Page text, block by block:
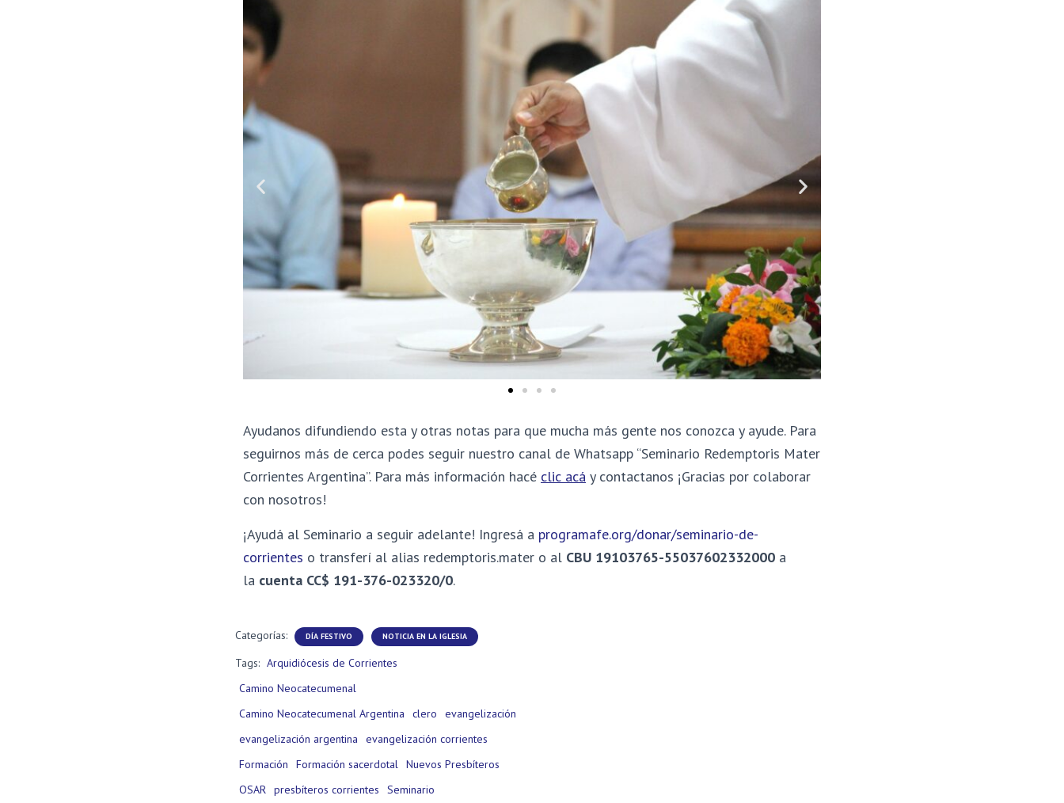
Ayudanos difundiendo esta y otras notas para que mucha más gente nos conozca y ayude. Para
seguirnos más de cerca podes seguir nuestro canal de Whatsapp “Seminario Redemptoris Mater
Corrientes Argentina”. Para más información hacé clic acá y contactanos ¡Gracias por colaborar
con nosotros!
¡Ayudá al Seminario a seguir adelante! Ingresá a programafe.org/donar/seminario-de-
corrientes o transferí al alias redemptoris.mater o al CBU 19103765-55037602332000 a
la cuenta CC$ 191-376-023320/0.
Categorías: DÍA FESTIVO NOTICIA EN LA IGLESIA
Tags: Arquidiócesis de Corrientes
Camino Neocatecumenal
Camino Neocatecumenal Argentina
clero
evangelización
evangelización argentina
evangelización corrientes
Formación
Formación sacerdotal Nuevos Presbíteros
OSAR presbíteros corrientes
Seminario